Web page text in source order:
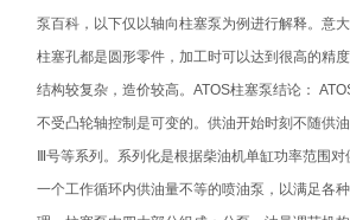
泵百科，以下仅以轴向柱塞泵为例进行解释。意
柱塞孔都是圆形零件，加工时可以达到很高的精
结构较复杂，造价较高。ATOS柱塞泵结论：
不受凸轮轴控制是可变的。供油开始时刻不随供
Ⅲ号等系列。系列化是根据柴油机单缸功率范围
一个工作循环内供油量不等的喷油泵，以满足各